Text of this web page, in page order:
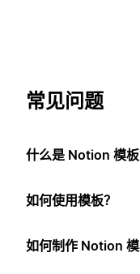
常见问题
什么是 Notion 模板
如何使用模板？
如何制作 Notion 模